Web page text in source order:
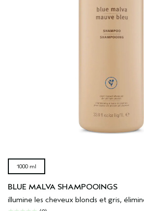
1000 ml
BLUE MALVA SHAMPOOINGS
illumine les cheveux blonds et gris,